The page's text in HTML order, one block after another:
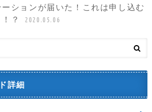
ーションが届いた！これは申し込む
？
2020.05.06
詳細